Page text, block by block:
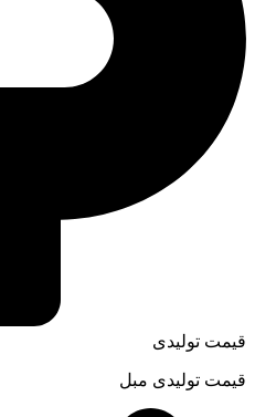
قیمت تولیدی
قیمت تولیدی مبل